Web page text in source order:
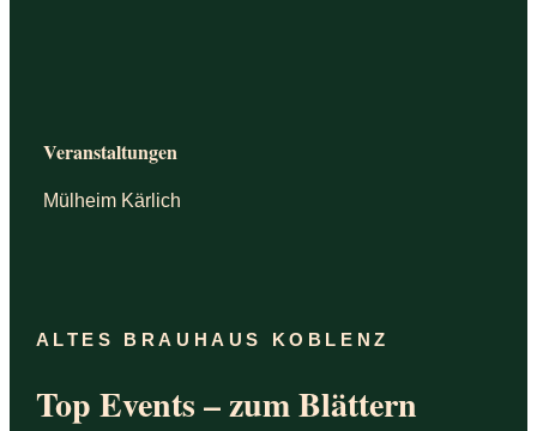
Veranstaltungen
Mülheim Kärlich
ALTES BRAUHAUS KOBLENZ
Top Events – zum Blättern